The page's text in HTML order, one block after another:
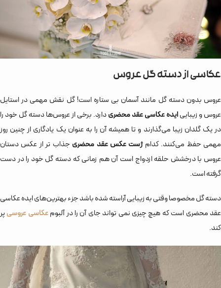
عکاسی از دسته گل عروس
عروس بدون دسته گل مانند آسمان بی ستاره است! گل نقش مهمی در استایل
عروس و زیباییایده عکاسی عقد محضریدارد. برخی از عروس‌‌ها دسته گل خود را
در یک گلدان زیبا می‌گذارند و تا همیشه آن را به عنوان یک یادگاری از چنین روز
مهمی حفظ می‌کنند. کدامژست عکس عقد محضری جذاب تر از عکس دستان
عروس با درخشش حلقه ازدواج است آن هم زمانی که دسته گل خود را در دست
گرفته است.
دسته گل مخصوصا وقتی به زیبایی آراسته شده باشد جزء بهترین‌های ایده عکاسی
عقد محضری است که هیچ چیزی نمی تواند جای آن را در آلبومعکاسی عروسی پر
کند.